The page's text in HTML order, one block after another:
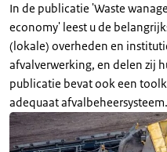
In de publicatie 'Waste
economy' leest u de
(lokale) overheden en
afvalverwerking, en delen zij
publicatie bevat ook een
adequaat afvalbeheersysteem.